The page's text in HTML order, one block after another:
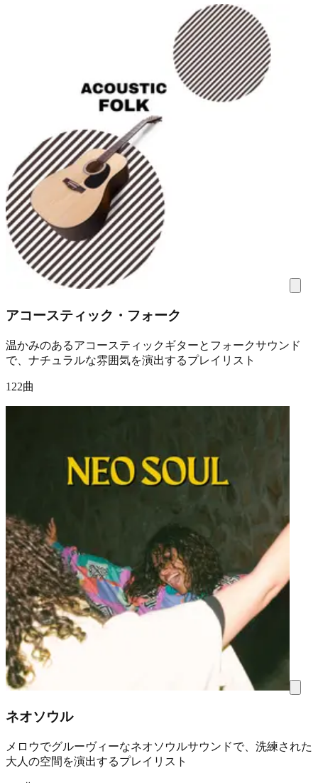
アコースティック・フォーク
温かみのあるアコースティックギターとフォークサウンド
で、ナチュラルな雰囲気を演出するプレイリスト
122曲
ネオソウル
メロウでグルーヴィーなネオソウルサウンドで、洗練された
大人の空間を演出するプレイリスト